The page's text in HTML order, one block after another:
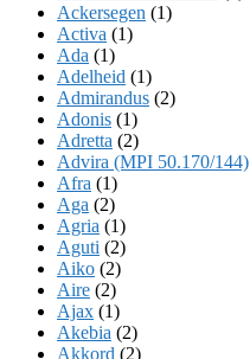
Ackersegen (1)
Activa (1)
Ada (1)
Adelheid (1)
Admirandus (2)
Adonis (1)
Adretta (2)
Advira (MPI 50.170/144)
Afra (1)
Aga (2)
Agria (1)
Aguti (2)
Aiko (2)
Aire (2)
Ajax (1)
Akebia (2)
Akkord (2)